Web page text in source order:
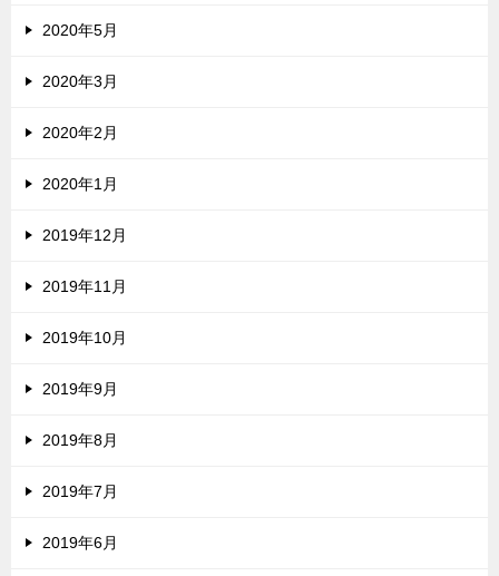
2020年5月
2020年3月
2020年2月
2020年1月
2019年12月
2019年11月
2019年10月
2019年9月
2019年8月
2019年7月
2019年6月